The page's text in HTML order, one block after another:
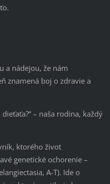
a nádejou, že nám
znamená boj o zdravie a
– naša rodina, každý
ktorého život
genetické ochorenie –
A-T). Ide o